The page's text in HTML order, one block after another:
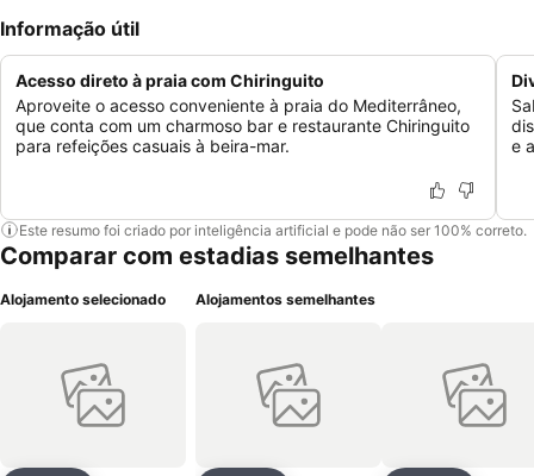
Informação útil
Acesso direto à praia com Chiringuito
Aproveite o acesso conveniente à praia do Mediterrâneo,
que conta com um charmoso bar e restaurante Chiringuito
para refeições casuais à beira-mar.
e
Este resumo foi criado por inteligência artificial e pode não ser 100% correto.
Comparar com estadias semelhantes
Alojamento selecionado Alojamentos semelhantes